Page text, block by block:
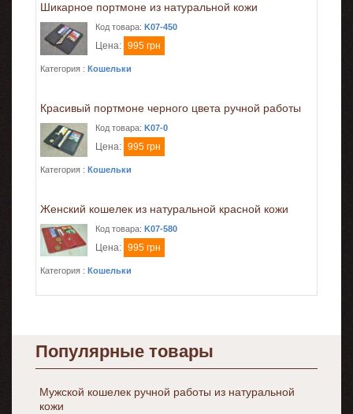
Шикарное портмоне из натуральной кожи
Код товара: K07-450
Цена: 995 грн
Категория : Кошельки
Красивый портмоне черного цвета ручной работы
Код товара: K07-0
Цена: 995 грн
Категория : Кошельки
Женский кошелек из натуральной красной кожи
Код товара: K07-580
Цена: 995 грн
Категория : Кошельки
Популярные товары
Мужской кошелек ручной работы из натуральной
кожи